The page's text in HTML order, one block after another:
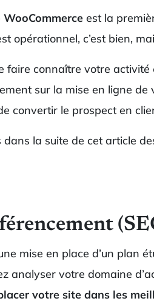
est la
opérationnel, c’est bien,
faire connaître votre
sur la mise en ligne de
convertir le prospect en
la suite de cet article
mise en place d’un plan
analyser votre domaine
votre site dans les